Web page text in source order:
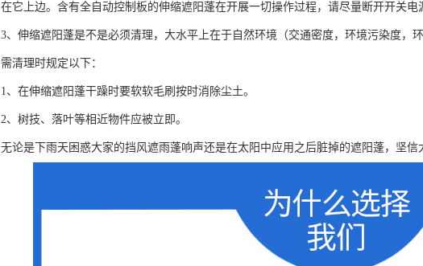
在它上边。含有全自动控制板的伸缩遮阳蓬在开展一切操作过程，请尽量断开开关电
3、伸缩遮阳蓬是不是必须清理，大水平上在于自然环境（交通密度，环境污染度，
需清理时规定以下：
1、在伸缩遮阳蓬干躁时要软软毛刷按时消除尘土。
2、树技、落叶等相近物件应被立即。
无论是下雨天困惑大家的挡风遮雨蓬响声还是在太阳中应用之后脏掉的遮阳蓬，坚信